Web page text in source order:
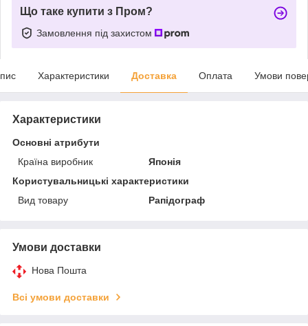
Що таке купити з Пром?
Замовлення під захистом
Характеристики Доставка Оплата Умови
Характеристики
Основні атрибути
Країна виробник
Японія
Користувальницькі характеристики
Вид товару
Рапідограф
Умови доставки
Нова Пошта
Всі умови доставки